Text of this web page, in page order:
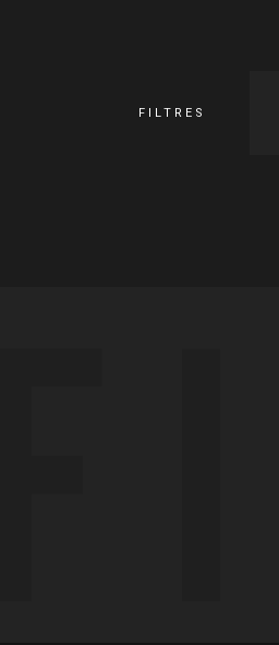
FILTRES